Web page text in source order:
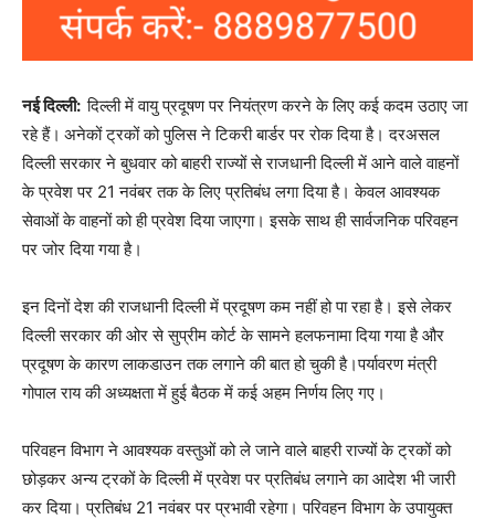
नई दिल्ली:दिल्‍ली में वायु प्रदूषण पर नियंत्रण करने के लिए कई कदम उठाए जा
रहे हैं। अनेकों ट्रकों को पुलिस ने टिकरी बार्डर पर रोक दिया है। दरअसल
दिल्ली सरकार ने बुधवार को बाहरी राज्यों से राजधानी दिल्ली में आने वाले वाहनों
के प्रवेश पर 21 नवंबर तक के लिए प्रतिबंध लगा दिया है। केवल आवश्यक
सेवाओं के वाहनों को ही प्रवेश दिया जाएगा। इसके साथ ही सार्वजनिक परिवहन
पर जोर दिया गया है।
इन दिनों देश की राजधानी दिल्ली में प्रदूषण कम नहीं हो पा रहा है। इसे लेकर
दिल्ली सरकार की ओर से सुप्रीम कोर्ट के सामने हलफनामा दिया गया है और
प्रदूषण के कारण लाकडाउन तक लगाने की बात हो चुकी है।पर्यावरण मंत्री
गोपाल राय की अध्यक्षता में हुई बैठक में कई अहम निर्णय लिए गए।
परिवहन विभाग ने आवश्यक वस्तुओं को ले जाने वाले बाहरी राज्यों के ट्रकों को
छोड़कर अन्य ट्रकों के दिल्ली में प्रवेश पर प्रतिबंध लगाने का आदेश भी जारी
कर दिया। प्रतिबंध 21 नवंबर पर प्रभावी रहेगा। परिवहन विभाग के उपायुक्त